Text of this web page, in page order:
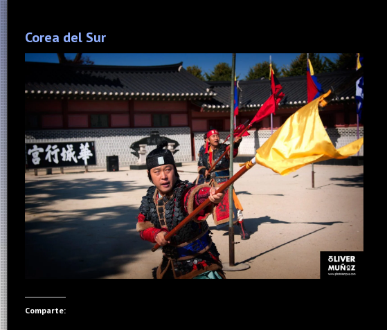
Corea del Sur
Comparte: